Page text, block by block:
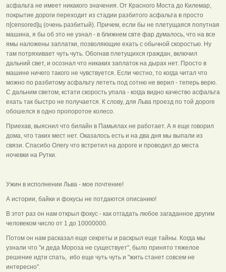
асфальта не имеет никакого значения. От Красного Моста до Килемар,
покрытие дороги переходит из стадии разбитого асфальта в просто
п[censored]ц (очень разбитый). Причем, если бы не плетущаяся попутная
машина, я бы об это не узнал - в ближнем свте фар думалось, что на все
ямы наложены заплатки, позволяющие ехать с обычной скоростью. Ну
там потряхивает чуть чуть. Обогнав плетущихся граждан, включил
дальний свет, и осознал что никаких заплаток на дырах нет. Просто в
машине ничего такого не чувствуется. Если честно, то когда читал что
можно по разбитому асфальту лететь под сотню не верил - теперь верю.
С дальним светом, кстати скорость упала - когда видно качество асфальта
ехать так быстро не получается. К слову, для Льва проезд по той дороге
обошелся в одно пропоротое колесо.
Приехав, выяснил что билайн в Памьялах не работает. А я еще говорил
дома, что таких мест нет. Оказалось есть и на два дня мы выпали из
связи. Спасибо Олегу что встретил на дороге и проводил до места
ночевки на Рутки.
Ужин в исполнении Льва - мое почтение!
А истории, байки и фокусы не потдаются описанию!
В этот раз он нам открыл фокус - как отгадать любое загаданное другим
человеком число от 1 до 10000000.
Потом он нам расказал еще секреты и раскрыл еще тайны. Когда мы
узнали что "и деда Мороза не существует", было принято тяжелое
решение идти спать, ибо еще чуть чуть и "жить станет совсем не
интересно".